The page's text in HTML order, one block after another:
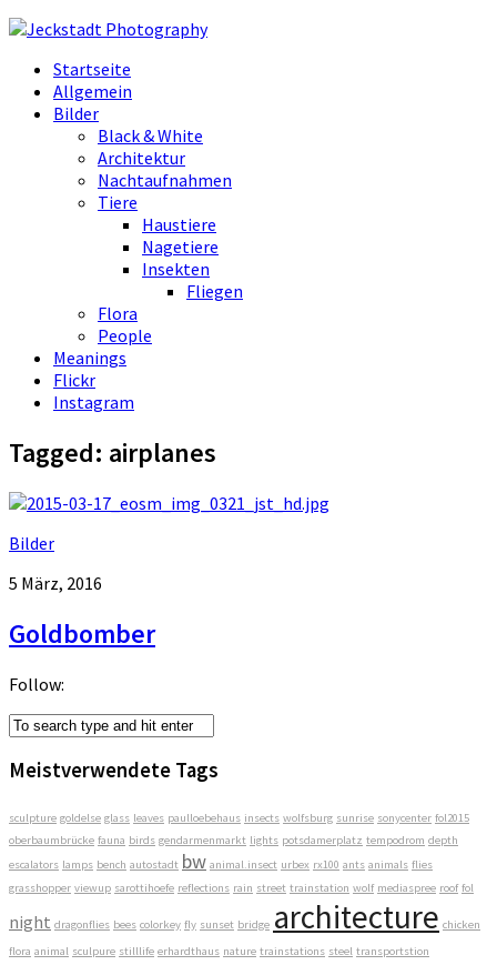
Startseite
Allgemein
Bilder
Black & White
Architektur
Nachtaufnahmen
Tiere
Haustiere
Nagetiere
Insekten
Fliegen
Flora
People
Meanings
Flickr
Instagram
Tagged: airplanes
Bilder
5 März, 2016
Goldbomber
Follow:
Meistverwendete Tags
sculpture goldelse glass leaves paulloebehaus insects wolfsburg sunrise sonycenter fol2015
oberbaumbrücke fauna birds gendarmenmarkt lights potsdamerplatz tempodrom depth
escalators lamps bench autostadt bw animal.insect urbex rx100 ants animals flies
grasshopper viewup sarottihoefe reflections rain street trainstation wolf mediaspree roof fol
night dragonflies bees colorkey fly sunset bridge architecture chicken
flora animal sculpure stilllife erhardthaus nature trainstations steel transportstion